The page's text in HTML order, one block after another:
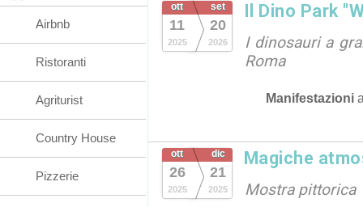
ott
11
2025
set
20
2026
Il Dino Park
I dinosauri a
Roma
Manifestazioni
ott
26
2025
dic
21
2025
Magiche
Mostra pittorica
Airbnb
Ristoranti
Agriturist
Country House
Pizzerie